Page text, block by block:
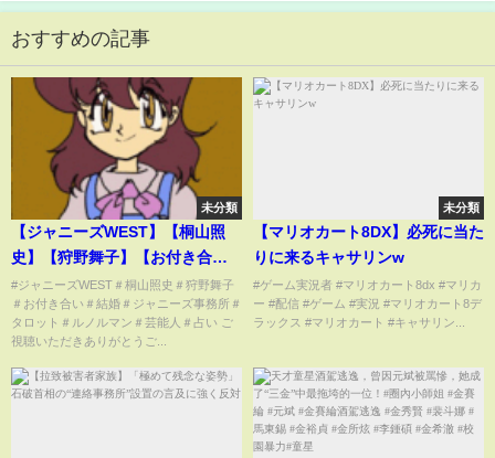
おすすめの記事
未分類
【ジャニーズWEST】【桐山照
史】【狩野舞子】【お付き合
い】【結婚】【ファンへの想い
は】【今後】【リクエスト】
【タロット占い】
#ジャニーズWEST＃桐山照史＃狩野舞子
＃お付き合い＃結婚＃ジャニーズ事務所＃
タロット＃ルノルマン＃芸能人＃占い ご
視聴いただきありがとうご...
未分類
【マリオカート8DX】必死に当た
りに来るキャサリンw
#ゲーム実況者 #マリオカート8dx #マリカ
ー #配信 #ゲーム #実況 #マリオカート8デ
ラックス #マリオカート #キャサリン...